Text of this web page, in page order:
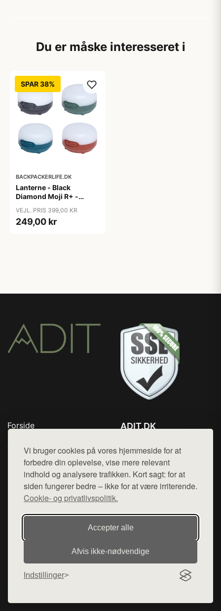
Vi bruger cookies på vores hjemmeside for at
forbedre din oplevelse, vise mere relevant
indhold og analysere trafikken. Kort sagt: for at
siden fungerer bedre – ikke for at være irriterende.
Cookie- og privatlivspolitik.
Accepter alle
Afvis ikke‑nødvendige
Indstillinger
Du er måske interesseret i
SPAR 38%
BACKPACKERLIFE.DK
Lanterne - Black
Diamond Moji R+ -
VEJL. PRIS 399,00 KR
249,00 kr
Forside
Top Rabatter
Blog
Kontakt
ADIT.DK
Mail: hej@want.dk
Cookie- og privatlivspolitik
Denne side er en del af want.dk, der udgiver en række
hjemmesider med præsentation af forskellige produkter fra
diverse webshops. Der sælges ikke varer fra denne side - vi
henviser til de shops, som sælger varen. Vi har heller ikke
varerne på lager.